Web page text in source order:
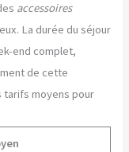
accessoires
La durée du séjour
end complet,
de cette
tarifs moyens pour